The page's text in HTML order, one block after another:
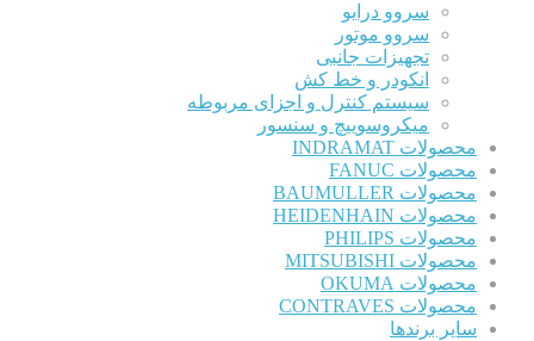
سروو درایو
سروو موتور
تجهیزات جانبی
انکودر و خط کش
سیستم کنترل و اجزای مربوطه
میکروسوییچ و سنسور
محصولات INDRAMAT
محصولات FANUC
محصولات BAUMULLER
محصولات HEIDENHAIN
محصولات PHILIPS
محصولات MITSUBISHI
محصولات OKUMA
محصولات CONTRAVES
سایر برندها